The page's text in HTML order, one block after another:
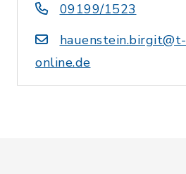
09199/1523
hauenstein.birgit@t-
online.de